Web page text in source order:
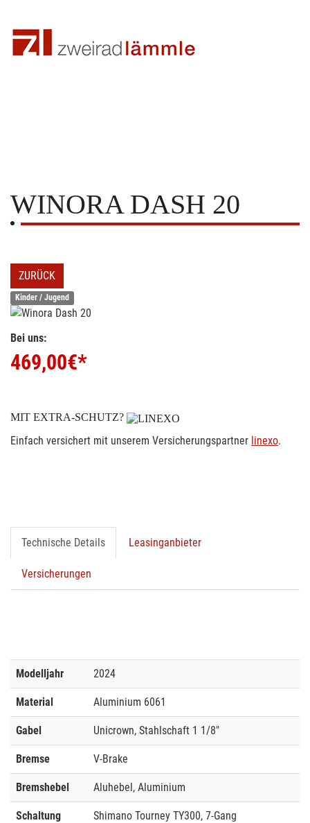
WINORA DASH 20
ZURÜCK
Kinder / Jugend
Bei uns:
469,00€*
MIT EXTRA-SCHUTZ?
Einfach versichert mit unserem Versicherungspartner linexo.
Technische Details Leasinganbieter
Versicherungen
Modelljahr 2024
Material Aluminium 6061
Gabel Unicrown, Stahlschaft 1 1/8"
Bremse V-Brake
Bremshebel Aluhebel, Aluminium
Schaltung Shimano Tourney TY300, 7-Gang